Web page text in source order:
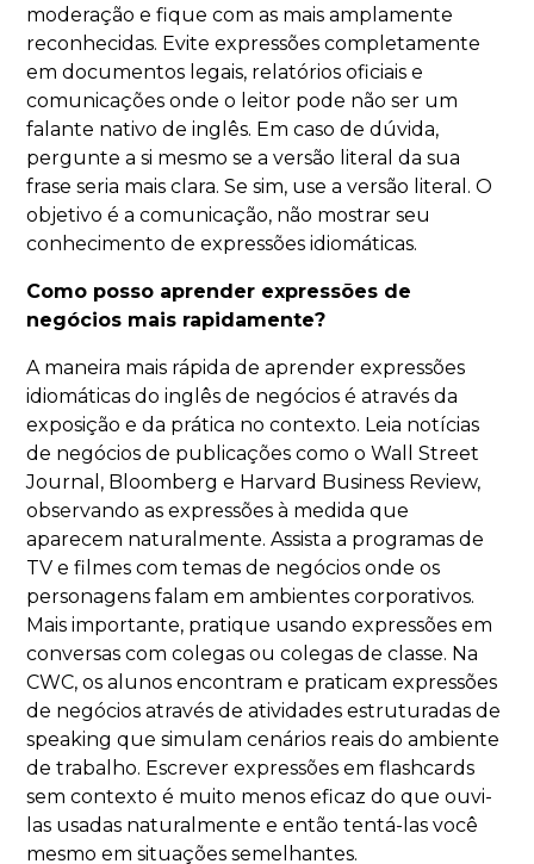
moderação e fique com as mais amplamente
reconhecidas. Evite expressões completamente
em documentos legais, relatórios oficiais e
comunicações onde o leitor pode não ser um
falante nativo de inglês. Em caso de dúvida,
pergunte a si mesmo se a versão literal da sua
frase seria mais clara. Se sim, use a versão literal. O
objetivo é a comunicação, não mostrar seu
conhecimento de expressões idiomáticas.
Como posso aprender expressões de
negócios mais rapidamente?
A maneira mais rápida de aprender expressões
idiomáticas do inglês de negócios é através da
exposição e da prática no contexto. Leia notícias
de negócios de publicações como o Wall Street
Journal, Bloomberg e Harvard Business Review,
observando as expressões à medida que
aparecem naturalmente. Assista a programas de
TV e filmes com temas de negócios onde os
personagens falam em ambientes corporativos.
Mais importante, pratique usando expressões em
conversas com colegas ou colegas de classe. Na
CWC, os alunos encontram e praticam expressões
de negócios através de atividades estruturadas de
speaking que simulam cenários reais do ambiente
de trabalho. Escrever expressões em flashcards
sem contexto é muito menos eficaz do que ouvi-
las usadas naturalmente e então tentá-las você
mesmo em situações semelhantes.